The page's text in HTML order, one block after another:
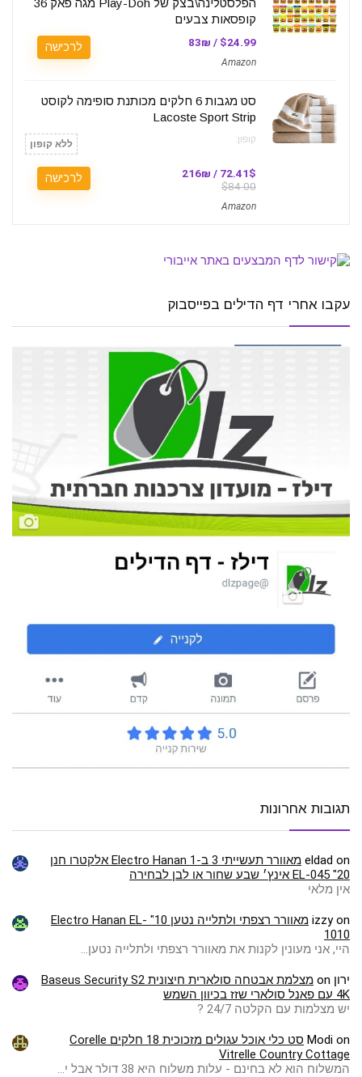
הפלסטלינה\בצק של Play-Doh מגה פאק 36
קופסאות צבעים
$24.99 / 83₪
Amazon
לרכישה
סט מגבות 6 חלקים מכותנת סופימה לקוסט
Lacoste Sport Strip
קופון: ללא קופון
72.41$ / 216₪
$84.00
Amazon
לרכישה
עקבו אחרי דף הדילים בפייסבוק
תגובות אחרונות
eldad on
מאוורר תעשייתי 3 ב-1 Electro Hanan אלקטרו חנן
EL-045 "20 אינץ׳ שבע שחור או לבן לבחירה
אין מלאי
izzy on
מאוורר רצפתי ולתלייה נטען 10" Electro Hanan EL-
1010
היי, אני מעונין לקנות את מאוורר רצפתי ולתלייה נטען…
ירון on
מצלמת אבטחה סולארית חיצונית Baseus Security S2
4K עם פאנל סולארי שזז בכיוון השמש
יש מצלמות עם הקלטה 24/7 ?
Modi on
סט כלי אוכל עגולים מזכוכית 18 חלקים Corelle
Vitrelle Country Cottage
המשלוח הוא לא בחינם - עלות משלוח היא 38 דולר אבל י…